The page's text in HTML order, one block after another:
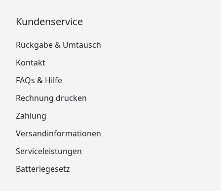
Kundenservice
Rückgabe & Umtausch
Kontakt
FAQs & Hilfe
Rechnung drucken
Zahlung
Versandinformationen
Serviceleistungen
Batteriegesetz